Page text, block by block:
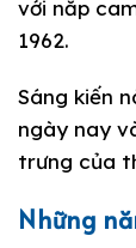
với nắp
1962.
Sáng kiến
ngày nay
trưng của
Những